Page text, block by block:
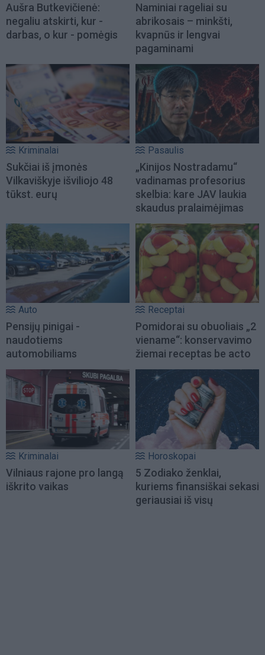
Aušra Butkevičienė:
negaliu atskirti, kur -
darbas, o kur - pomėgis
Naminiai rageliai su
abrikosais – minkšti,
kvapnūs ir lengvai
pagaminami
Kriminalai
Sukčiai iš įmonės
Vilkaviškyje išviliojo 48
tūkst. eurų
Pasaulis
„Kinijos Nostradamu“
vadinamas profesorius
skelbia: kare JAV laukia
skaudus pralaimėjimas
Auto
Pensijų pinigai -
naudotiems
automobiliams
Receptai
Pomidorai su obuoliais „2
viename“: konservavimo
žiemai receptas be acto
Kriminalai
Vilniaus rajone pro langą
iškrito vaikas
Horoskopai
5 Zodiako ženklai,
kuriems finansiškai sekasi
geriausiai iš visų